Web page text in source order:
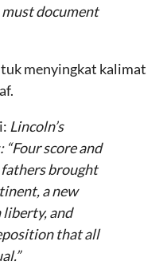
must document
menyingkat kalimat
Lincoln’s
score and
fathers brought
a new
liberty, and
that all